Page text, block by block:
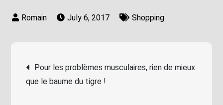
July 6, 2017 Shopping
Post
navigation
Pour les problèmes musculaires, rien de mieux
que le baume du tigre !